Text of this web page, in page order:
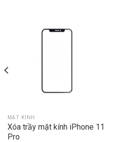
MẶT KÍNH
Xóa trầy mặt kính iPhone 11
Pro